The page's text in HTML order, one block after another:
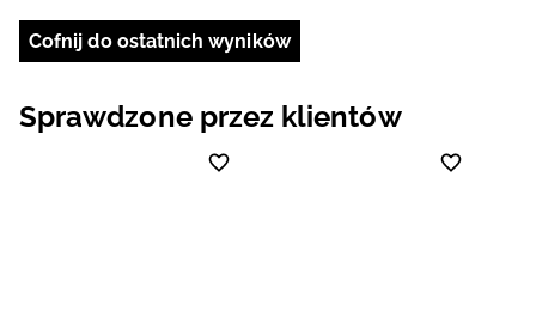
Cofnij do ostatnich wyników
Sprawdzone przez klientów
Łotewski / EUR
Niemiecki / EUR